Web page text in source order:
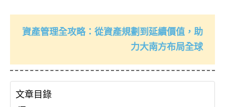
資產管理全攻略：從資產規劃到延續價值，助
力大南方布局全球
文章目錄